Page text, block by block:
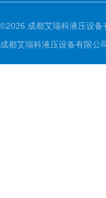
©2026 成都艾瑞科液压设备
成都艾瑞科液压设备有限公